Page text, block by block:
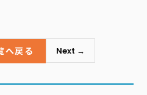
へ戻る Next →